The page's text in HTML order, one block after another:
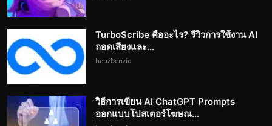
TurboScribe คืออะไร? รีวิวการใช้งาน AI
ถอดเสียงและ...
benzbenzio
วิธีการเขียน AI ChatGPT Prompts
ออกแบบโปสเตอร์โฆษณ...